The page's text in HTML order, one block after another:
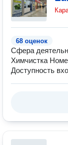
68 оценок
Сфера
Химчистка
Доступность